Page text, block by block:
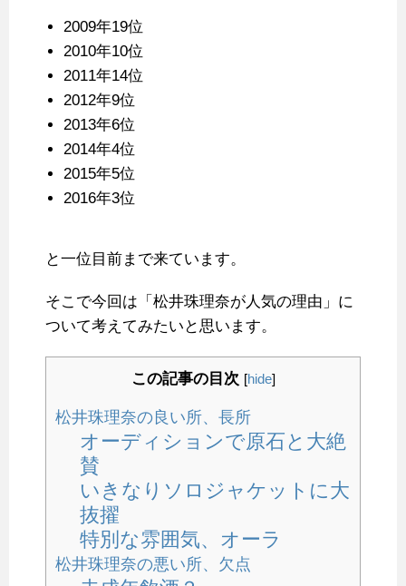
2009年19位
2010年10位
2011年14位
2012年9位
2013年6位
2014年4位
2015年5位
2016年3位
と一位目前まで来ています。
そこで今回は「松井珠理奈が人気の理由」に
ついて考えてみたいと思います。
この記事の目次 [hide]
松井珠理奈の良い所、長所
オーディションで原石と大絶
賛
いきなりソロジャケットに大
抜擢
特別な雰囲気、オーラ
松井珠理奈の悪い所、欠点